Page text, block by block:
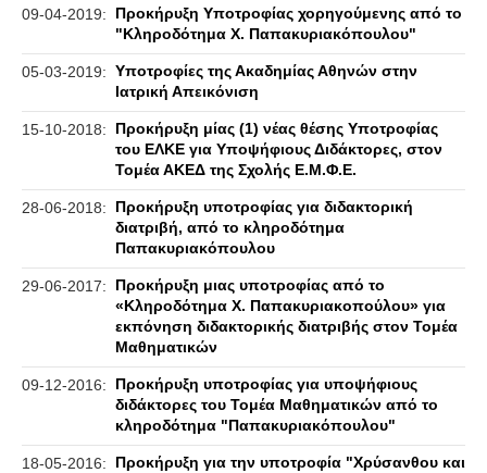
09-04-2019:
Προκήρυξη Υποτροφίας χορηγούμενης από το
"Κληροδότημα Χ. Παπακυριακόπουλου"
05-03-2019: Υποτροφίες της Ακαδημίας Αθηνών στην
Ιατρική Απεικόνιση
15-10-2018:
Προκήρυξη μίας (1) νέας θέσης Υποτροφίας
του ΕΛΚΕ για Υποψήφιους Διδάκτορες, στον
Τομέα ΑΚΕΔ της Σχολής Ε.Μ.Φ.Ε.
28-06-2018:
Προκήρυξη υποτροφίας για διδακτορική
διατριβή, από το κληροδότημα
Παπακυριακόπουλου
29-06-2017:
Προκήρυξη μιας υποτροφίας από το
«Κληροδότημα Χ. Παπακυριακοπούλου» για
εκπόνηση διδακτορικής διατριβής στον Τομέα
Μαθηματικών
09-12-2016:
Προκήρυξη υποτροφίας για υποψήφιους
διδάκτορες του Τομέα Μαθηματικών από το
κληροδότημα "Παπακυριακόπουλου"
18-05-2016:
Προκήρυξη για την υποτροφία "Χρύσανθου και